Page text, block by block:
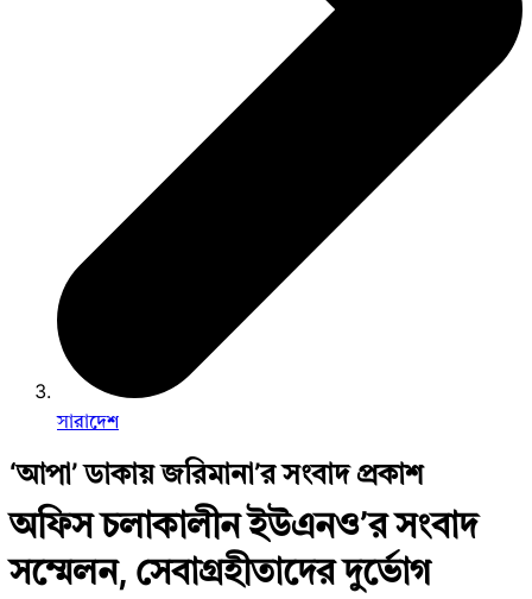
সারাদেশ
‘আপা’ ডাকায় জরিমানা’র সংবাদ প্রকাশ
অফিস চলাকালীন ইউএনও’র সংবাদ
সম্মেলন, সেবাগ্রহীতাদের দুর্ভোগ